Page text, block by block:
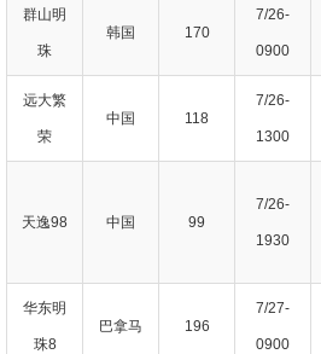
群山明
珠
韩国 170
7/26-
0900
远大繁
荣
中国 118
7/26-
1300
天逸98 中国 99
7/26-
1930
华东明
珠8
巴拿马 196
7/27-
0900